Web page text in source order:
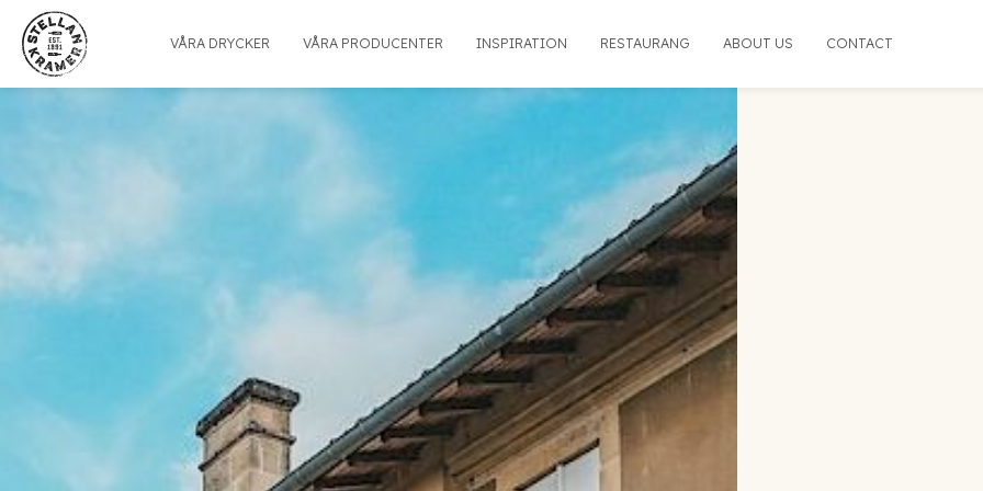
VÅRA DRYCKER VÅRA PRODUCENTER INSPIRATION RESTAURANG ABOUT US CONTACT